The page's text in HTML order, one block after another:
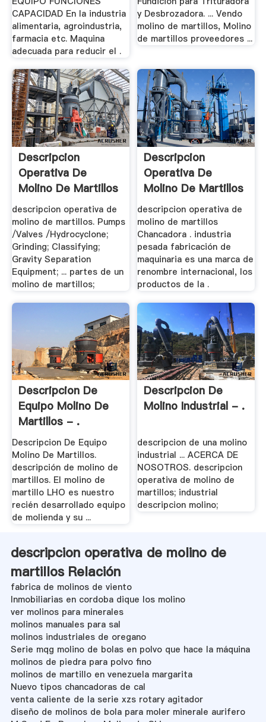
CAPACIDAD En la industria
alimentaria, agroindustria,
farmacia etc. Maquina
adecuada para reducir el .
y Desbrozadora. ... Vendo
molino de martillos, Molino
de martillos proveedores ...
Descripcion
Operativa De
Molino De Martillos
descripcion operativa de
molino de martillos. Pumps
/Valves /Hydrocyclone;
Grinding; Classifying;
Gravity Separation
Equipment; ... partes de un
molino de martillos;
Descripcion
Operativa De
Molino De Martillos
descripcion operativa de
molino de martillos
Chancadora . industria
pesada fabricación de
maquinaria es una marca de
renombre internacional, los
productos de la .
Descripcion De
Equipo Molino De
Martillos - .
Descripcion De Equipo
Molino De Martillos.
descripción de molino de
martillos. El molino de
martillo LHO es nuestro
recién desarrollado equipo
de molienda y su ...
Descripcion De
Molino Industrial - .
descripcion de una molino
industrial ... ACERCA DE
NOSOTROS. descripcion
operativa de molino de
martillos; industrial
descripcion molino;
descripcion operativa de molino de
martillos Relación
fabrica de molinos de viento
Inmobiliarias en cordoba dique los molino
ver molinos para minerales
molinos manuales para sal
molinos industriales de oregano
Serie mqg molino de bolas en polvo que hace la máquina
molinos de piedra para polvo fino
molinos de martillo en venezuela margarita
Nuevo tipos chancadoras de cal
venta caliente de la serie xzs rotary agitador
diseño de molinos de bola para moler minerale aurifero